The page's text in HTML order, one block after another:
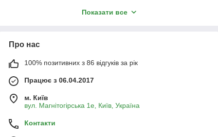
вам захистити ваше господарство від тварин та птахів, що
відлякування птахів, наші гармати для
відлякування птахів – ідеальне рішення. Вони
створюють гучні хлопки, які відлякують птахів від
від Kurtbomsan відрізняються надійністю та
довговічністю. Також ви можете знайти в нас
гармата. Наші гармати для відлякування тварин
Показати все
Про нас
100% позитивних з 86 відгуків за рік
Працює з 06.04.2017
м. Київ
вул. Магнітогірська 1е, Київ, Україна
Контакти